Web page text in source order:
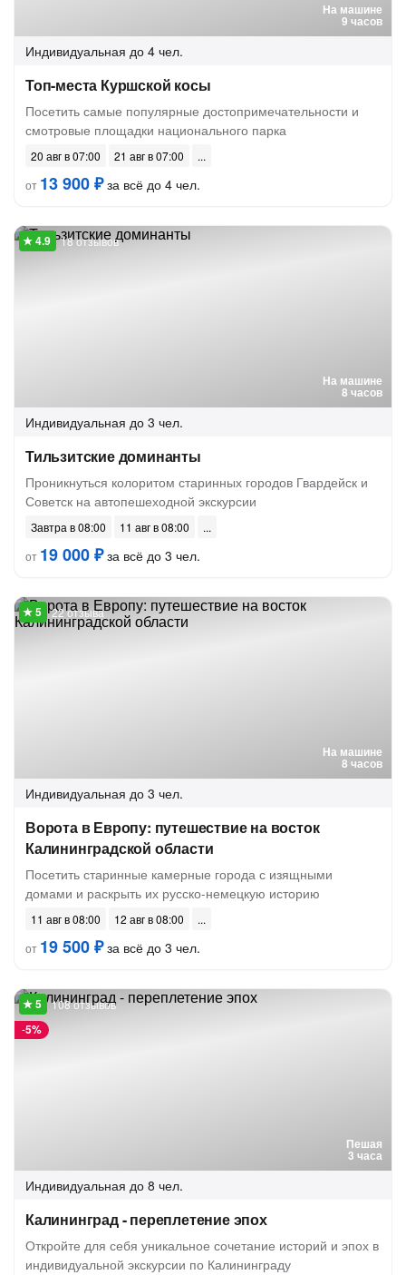
На машине
9 часов
Индивидуальная до 4 чел.
Топ-места Куршской косы
Посетить самые популярные достопримечательности и
смотровые площадки национального парка
20 авг в 07:00
21 авг в 07:00
от 13 900 ₽за всё до 4 чел.
На машине
8 часов
18 отзывов
Индивидуальная до 3 чел.
Тильзитские доминанты
Проникнуться колоритом старинных городов Гвардейск и
Советск на автопешеходной экскурсии
Завтра в 08:00
11 авг в 08:00
от 19 000 ₽за всё до 3 чел.
На машине
8 часов
22 отзыва
Индивидуальная до 3 чел.
Ворота в Европу: путешествие на восток
Калининградской области
Посетить старинные камерные города с изящными
домами и раскрыть их русско-немецкую историю
11 авг в 08:00
12 авг в 08:00
от 19 500 ₽за всё до 3 чел.
Пешая
3 часа
-5%
108 отзывов
Индивидуальная до 8 чел.
Калининград - переплетение эпох
Откройте для себя уникальное сочетание историй и эпох в
индивидуальной экскурсии по Калининграду